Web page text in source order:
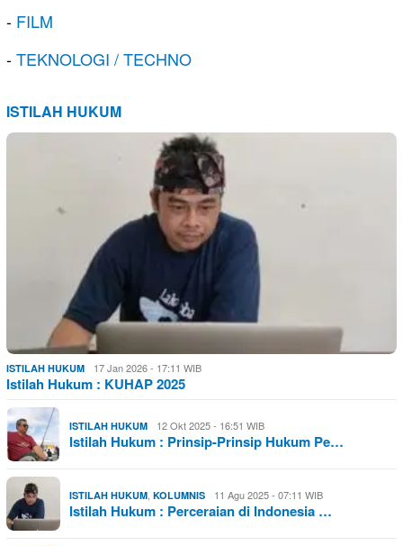
- FILM
-TEKNOLOGI / TECHNO
ISTILAH HUKUM
ISTILAH HUKUM 17 Jan 2026 - 17:11 WIB
Istilah Hukum : KUHAP 2025
ISTILAH HUKUM 12 Okt 2025 - 16:51 WIB
Istilah Hukum : Prinsip-Prinsip Hukum Pe…
ISTILAH HUKUM KOLUMNIS 11 Agu 2025 - 07:11 WIB
Istilah Hukum : Perceraian di Indonesia …